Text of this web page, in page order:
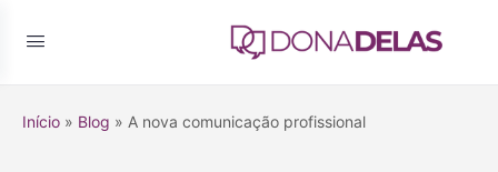
Início » Blog » A nova comunicação profissional